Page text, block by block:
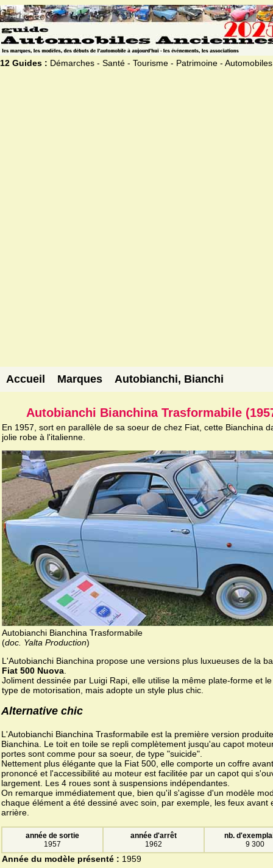
12 Guides : Démarches - Santé - Tourisme - Patrimoine - Automobiles
Accueil Marques Autobianchi, Bianchi
Autobianchi Bianchina Trasformabile
En 1957, sort en parallèle de sa soeur de chez Fiat, cette Bianchina
jolie robe à l'italienne.
Autobianchi Bianchina Trasformabile
(doc. Yalta Production)
L'Autobianchi Bianchina propose une versions plus luxueuses de la
Fiat 500 Nuova.
Joliment dessinée par Luigi Rapi, elle utilise la même plate-forme et
type de motorisation, mais adopte un style plus chic.
Alternative chic
L'Autobianchi Bianchina Trasformabile est la première version
Bianchina. Le toit en toile se repli complètement jusqu'au capot
portes sont comme pour sa soeur, de type "suicide".
Nettement plus élégante que la Fiat 500, elle comporte un coffre
prononcé et l'accessibilité au moteur est facilitée par un capot qui
largement. Les 4 roues sont à suspensions indépendantes.
On remarque immédiatement que, bien qu'il s'agisse d'un modèle
chaque élément a été dessiné avec soin, par exemple, les feux avant
arrière.
année de sortie
1957
année d'arrêt
1962
nb.
9 300
Année du modèle présenté : 1959